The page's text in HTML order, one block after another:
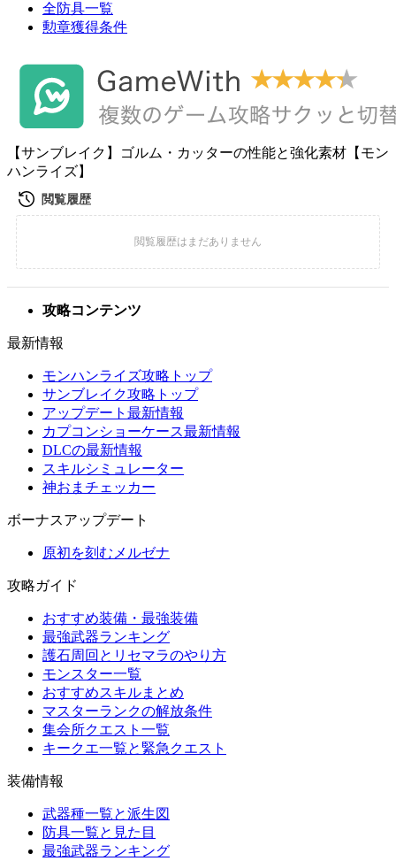
全防具一覧
勲章獲得条件
【サンブレイク】ゴルム・カッターの性能と強化素材【モン
ハンライズ】
攻略コンテンツ
最新情報
モンハンライズ攻略トップ
サンブレイク攻略トップ
アップデート最新情報
カプコンショーケース最新情報
DLCの最新情報
スキルシミュレーター
神おまチェッカー
ボーナスアップデート
原初を刻むメルゼナ
攻略ガイド
おすすめ装備・最強装備
最強武器ランキング
護石周回とリセマラのやり方
モンスター一覧
おすすめスキルまとめ
マスターランクの解放条件
集会所クエスト一覧
キークエ一覧と緊急クエスト
装備情報
武器種一覧と派生図
防具一覧と見た目
最強武器ランキング